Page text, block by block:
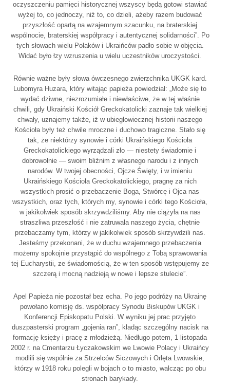
oczyszczeniu pamięci historycznej wszyscy będą gotowi stawiać
wyżej to, co jednoczy, niż to, co dzieli, ażeby razem budować
przyszłość opartą na wzajemnym szacunku, na braterskiej
wspólnocie, braterskiej współpracy i autentycznej solidarności”. Po
tych słowach wielu Polaków i Ukraińców padło sobie w objęcia.
Widać było łzy wzruszenia u wielu uczestników uroczystości.
Równie ważne były słowa ówczesnego zwierzchnika UKGK kard.
Lubomyra Huzara, który witając papieża powiedział: „Może się to
wydać dziwne, niezrozumiałe i niewłaściwe, że w tej właśnie
chwili, gdy Ukraiński Kościół Greckokatolicki zaznaje tak wielkiej
chwały, uznajemy także, iż w ubiegłowiecznej historii naszego
Kościoła były też chwile mroczne i duchowo tragiczne. Stało się
tak, że niektórzy synowie i córki Ukraińskiego Kościoła
Greckokatolickiego wyrządzali zło — niestety świadomie i
dobrowolnie — swoim bliźnim z własnego narodu i z innych
narodów. W twojej obecności, Ojcze Święty, i w imieniu
Ukraińskiego Kościoła Greckokatolickiego, pragnę za nich
wszystkich prosić o przebaczenie Boga, Stwórcę i Ojca nas
wszystkich, oraz tych, których my, synowie i córki tego Kościoła,
w jakikolwiek sposób skrzywdziliśmy. Aby nie ciążyła na nas
straszliwa przeszłość i nie zatruwała naszego życia, chętnie
przebaczamy tym, którzy w jakikolwiek sposób skrzywdzili nas.
Jesteśmy przekonani, że w duchu wzajemnego przebaczenia
możemy spokojnie przystąpić do wspólnego z Tobą sprawowania
tej Eucharystii, ze świadomością, że w ten sposób wstępujemy ze
szczerą i mocną nadzieją w nowe i lepsze stulecie”.
Apel Papieża nie pozostał bez echa. Po jego podróży na Ukrainę
powołano komisję ds. współpracy Synodu Biskupów UKGK i
Konferencji Episkopatu Polski. W wyniku jej prac przyjęto
duszpasterski program „gojenia ran”, kładąc szczególny nacisk na
formację księży i pracę z młodzieżą. Niedługo potem, 1 listopada
2002 r. na Cmentarzu Łyczakowskim we Lwowie Polacy i Ukraińcy
modlili się wspólnie za Strzelców Siczowych i Orlęta Lwowskie,
którzy w 1918 roku polegli w bojach o to miasto, walcząc po obu
stronach barykady.